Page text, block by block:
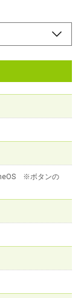
※ボタンの